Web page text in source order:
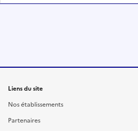
Liens du site
Nos établissements
Partenaires